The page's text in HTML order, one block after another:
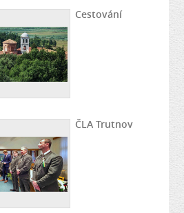
Cestování
ČLA Trutnov